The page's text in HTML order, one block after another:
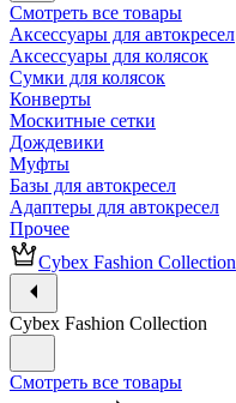
Смотреть все товары
Аксессуары для автокресел
Аксессуары для колясок
Сумки для колясок
Конверты
Москитные сетки
Дождевики
Муфты
Базы для автокресел
Адаптеры для автокресел
Прочее
Cybex Fashion Collection
Cybex Fashion Collection
Смотреть все товары